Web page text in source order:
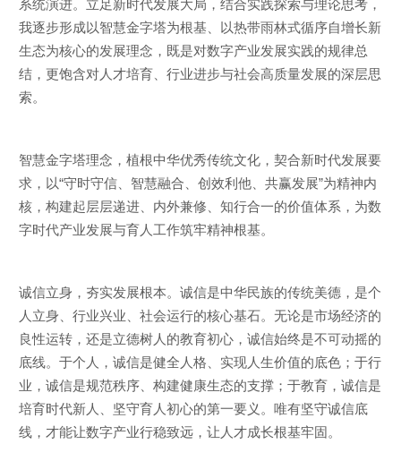
系统演进。立足新时代发展大局，结合实践探索与理论思考，
我逐步形成以智慧金字塔为根基、以热带雨林式循序自增长新
生态为核心的发展理念，既是对数字产业发展实践的规律总
结，更饱含对人才培育、行业进步与社会高质量发展的深层思
索。
智慧金字塔理念，植根中华优秀传统文化，契合新时代发展要
求，以“守时守信、智慧融合、创效利他、共赢发展”为精神内
核，构建起层层递进、内外兼修、知行合一的价值体系，为数
字时代产业发展与育人工作筑牢精神根基。
诚信立身，夯实发展根本。诚信是中华民族的传统美德，是个
人立身、行业兴业、社会运行的核心基石。无论是市场经济的
良性运转，还是立德树人的教育初心，诚信始终是不可动摇的
底线。于个人，诚信是健全人格、实现人生价值的底色；于行
业，诚信是规范秩序、构建健康生态的支撑；于教育，诚信是
培育时代新人、坚守育人初心的第一要义。唯有坚守诚信底
线，才能让数字产业行稳致远，让人才成长根基牢固。